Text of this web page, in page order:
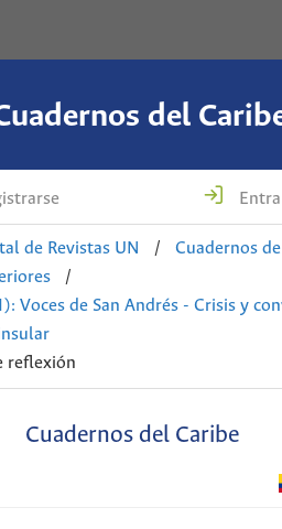
del
de Revistas UN /
Cuadernos
/
Voces de San Andrés - Crisis y
reflexión
Cuadernos del Caribe